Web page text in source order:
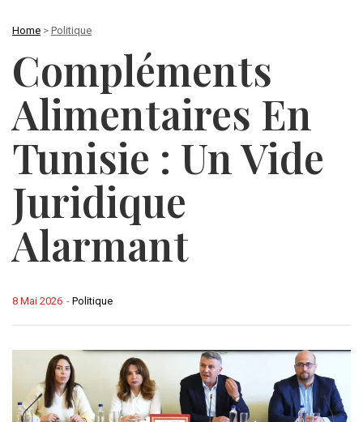
Home > Politique
Compléments
Alimentaires En
Tunisie : Un Vide
Juridique
Alarmant
- Politique
8 Mai 2026